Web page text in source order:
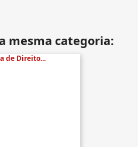
mesma categoria: